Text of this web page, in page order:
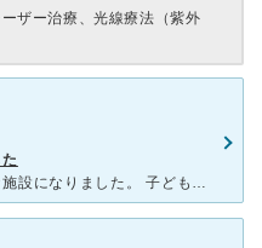
ザー治療、光線療法（紫外
数年前に新しくなり、とても綺麗な施設になりました。 子どもがいちご状血管腫があり、産まれた時からとても心配していました。 でも産婦人科からここを紹介されて、3ヶ月頃から通い出しました。 レーザー